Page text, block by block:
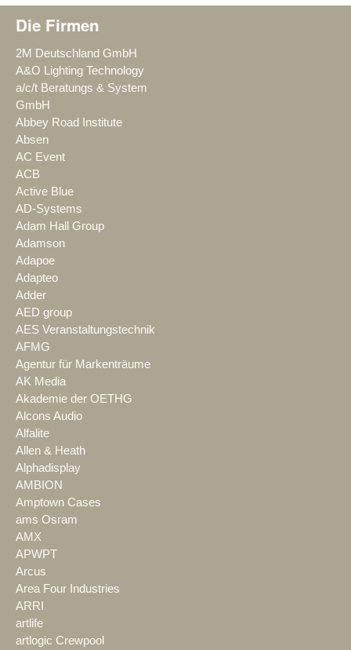
Die Firmen
2M Deutschland GmbH
A&O Lighting Technology
a/c/t Beratungs & System
GmbH
Abbey Road Institute
Absen
AC Event
ACB
Active Blue
AD-Systems
Adam Hall Group
Adamson
Adapoe
Adapteo
Adder
AED group
AES Veranstaltungstechnik
AFMG
Agentur für Markenträume
AK Media
Akademie der OETHG
Alcons Audio
Alfalite
Allen & Heath
Alphadisplay
AMBION
Amptown Cases
ams Osram
AMX
APWPT
Arcus
Area Four Industries
ARRI
artlife
artlogic Crewpool